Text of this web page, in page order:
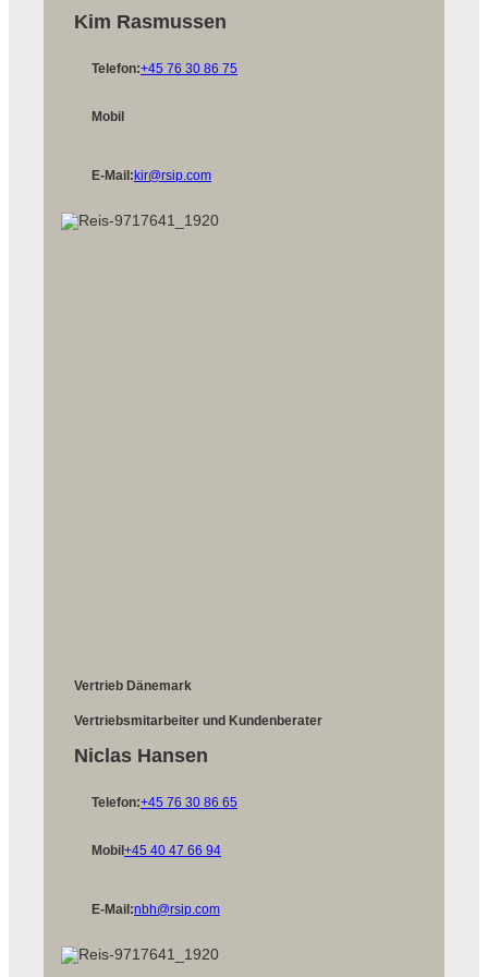
Kim Rasmussen
Telefon:+45 76 30 86 75
Mobil
E-Mail: kir@rsip.com
Vertrieb Dänemark
Vertriebsmitarbeiter und Kundenberater
Niclas Hansen
Telefon:+45 76 30 86 65
Mobil +45 40 47 66 94
E-Mail:nbh@rsip.com